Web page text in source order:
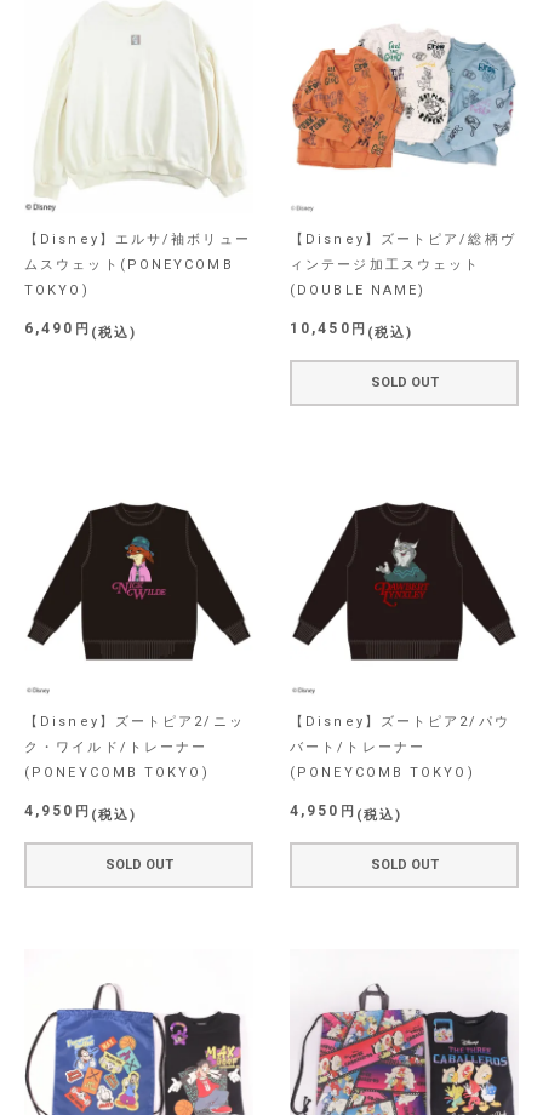
【Disney】エルサ/袖ボリュー
ムスウェット(PONEYCOMB
TOKYO)
6,490 税込
【Disney】ズートピア/総柄ヴ
ィンテージ加工スウェット
(DOUBLE NAME)
10,450 税込
SOLD OUT
【Disney】ズートピア2/ニッ
ク・ワイルド/トレーナー
(PONEYCOMB TOKYO)
4,950 税込
SOLD OUT
【Disney】ズートピア2/パウ
バート/トレーナー
(PONEYCOMB TOKYO)
4,950 税込
SOLD OUT